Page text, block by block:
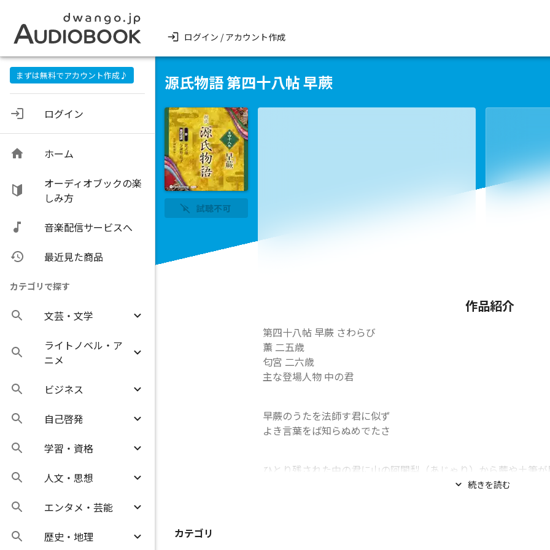
ログイン / アカウント作成
まずは無料でアカウント作成♪
ログイン
ホーム
オーディオブックの楽
しみ方
音楽配信サービスへ
最近見た商品
カテゴリで探す
文芸・文学
ライトノベル・ア
ニメ
ビジネス
自己啓発
学習・資格
人文・思想
エンタメ・芸能
歴史・地理
源氏物語 第四十八帖 早蕨
試聴不可
作品紹介
第四十八帖 早蕨 さわらび
薫 二五歳
匂宮 二六歳
主な登場人物 中の君
早蕨のうたを法師す君に似ず
よき言葉をば知らぬめでたさ
ひとり残された中の君に山の阿闍梨（あじゃり）から蕨や土筆
続きを読む
カテゴリ